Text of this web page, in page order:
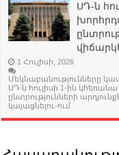
ՍԴ-ն
1 Հուլիսի, 2026
Մեկնաբանությունները
ՍԴ-ն հուլիսի 1-ին
ընտրությունների
կայացնելու-ում